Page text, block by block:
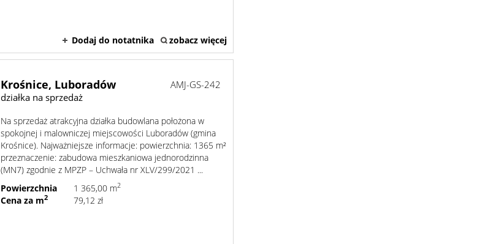
Dodaj do notatnika zobacz więcej
Krośnice, Luboradów
działka na sprzedaż
AMJ-GS-242
Na sprzedaż atrakcyjna działka budowlana położona w
spokojnej i malowniczej miejscowości Luboradów (gmina
Krośnice). Najważniejsze informacje: powierzchnia: 1365 m²
przeznaczenie: zabudowa mieszkaniowa jednorodzinna
(MN7) zgodnie z MPZP – Uchwała nr XLV/299/2021 ...
Powierzchnia
1 365,00 m2
Cena za m2 79,12 zł